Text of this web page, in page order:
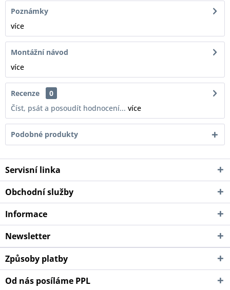
Poznámky
více
Montážní návod
více
Recenze
0
Číst, psát a posoudít hodnocení... více
Podobné produkty
Servisní linka
Obchodní služby
Informace
Newsletter
Způsoby platby
Od nás posíláme PPL